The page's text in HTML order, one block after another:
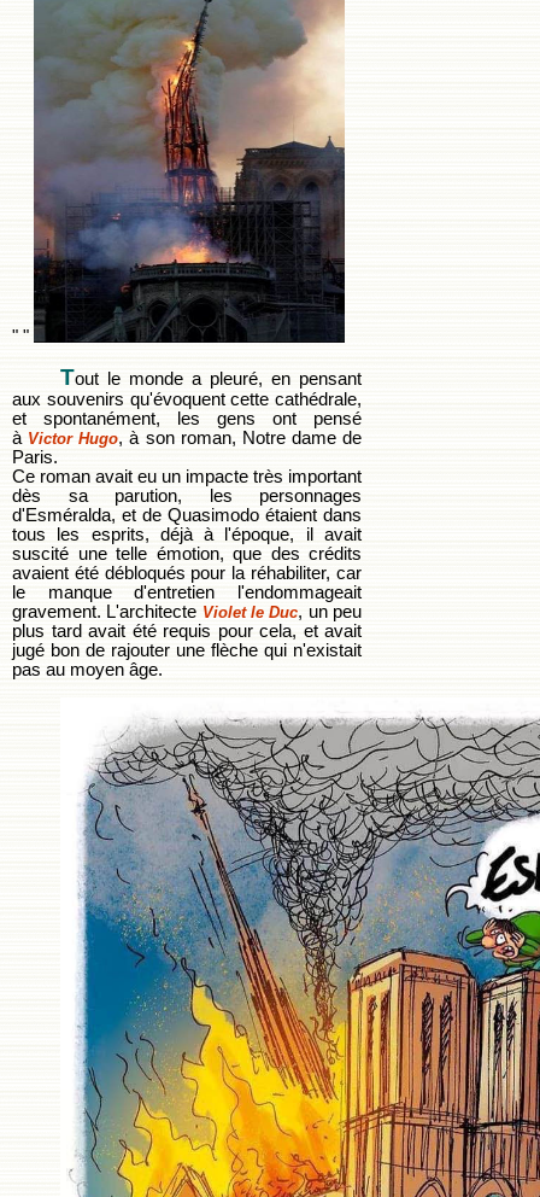
" "
Tout le monde a pleuré, en pensant
aux souvenirs qu'évoquent cette cathédrale,
et spontanément, les gens ont pensé
à Victor Hugo, à son roman, Notre dame de
Paris.
Ce roman avait eu un impacte très important
dès sa parution, les personnages
d'Esméralda, et de Quasimodo étaient dans
tous les esprits, déjà à l'époque, il avait
suscité une telle émotion, que des crédits
avaient été débloqués pour la réhabiliter, car
le manque d'entretien l'endommageait
gravement. L'architecte Violet le Duc, un peu
plus tard avait été requis pour cela, et avait
jugé bon de rajouter une flèche qui n'existait
pas au moyen âge.